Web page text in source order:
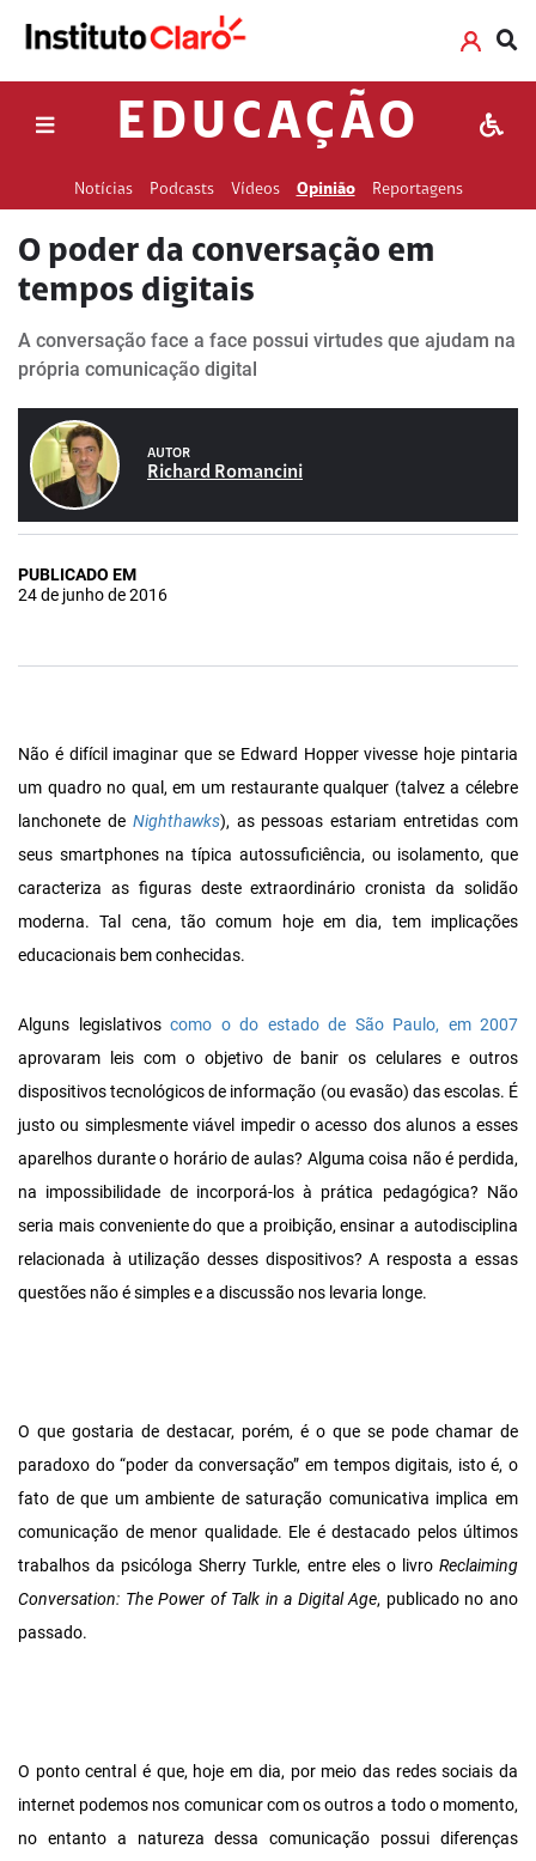
EDUCAÇÃO
Notícias Podcasts Vídeos Opinião Reportagens
O poder da conversação em
tempos digitais
A conversação face a face possui virtudes que ajudam na
própria comunicação digital
AUTOR
Richard Romancini
PUBLICADO EM
24 de junho de 2016
Não é difícil imaginar que se Edward Hopper vivesse hoje pintaria
um quadro no qual, em um restaurante qualquer (talvez a célebre
lanchonete de Nighthawks), as pessoas estariam entretidas com
seus smartphones na típica autossuficiência, ou isolamento, que
caracteriza as figuras deste extraordinário cronista da solidão
moderna. Tal cena, tão comum hoje em dia, tem implicações
educacionais bem conhecidas.
Alguns legislativos como o do estado de São Paulo, em 2007
aprovaram leis com o objetivo de banir os celulares e outros
dispositivos tecnológicos de informação (ou evasão) das escolas. É
justo ou simplesmente viável impedir o acesso dos alunos a esses
aparelhos durante o horário de aulas? Alguma coisa não é perdida,
na impossibilidade de incorporá-los à prática pedagógica? Não
seria mais conveniente do que a proibição, ensinar a autodisciplina
relacionada à utilização desses dispositivos? A resposta a essas
questões não é simples e a discussão nos levaria longe.
O que gostaria de destacar, porém, é o que se pode chamar de
paradoxo do “poder da conversação” em tempos digitais, isto é, o
fato de que um ambiente de saturação comunicativa implica em
comunicação de menor qualidade. Ele é destacado pelos últimos
trabalhos da psicóloga Sherry Turkle, entre eles o livro Reclaiming
Conversation: The Power of Talk in a Digital Age, publicado no ano
passado.
O ponto central é que, hoje em dia, por meio das redes sociais da
internet podemos nos comunicar com os outros a todo o momento,
no entanto a natureza dessa comunicação possui diferenças